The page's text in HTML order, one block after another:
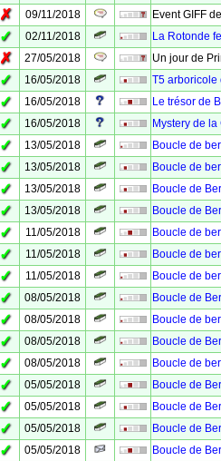
✗ 09/11/2018
Event GIFF
✓ 02/11/2018
La Rotonde
✗ 27/05/2018
Un jour de
✓ 16/05/2018
T5 arboricole
✓ 16/05/2018
Le trésor de
✓ 16/05/2018
Mystery de la
✓ 13/05/2018
Boucle de
✓ 13/05/2018
Boucle de
✓ 13/05/2018
Boucle de
✓ 13/05/2018
Boucle de
✓ 11/05/2018
Boucle de
✓ 11/05/2018
Boucle de
✓ 11/05/2018
Boucle de
✓ 08/05/2018
Boucle de
✓ 08/05/2018
Boucle de
✓ 08/05/2018
Boucle de
✓ 08/05/2018
Boucle de
✓ 05/05/2018
Boucle de
✓ 05/05/2018
Boucle de
✓ 05/05/2018
Boucle de
✓ 05/05/2018
Boucle de